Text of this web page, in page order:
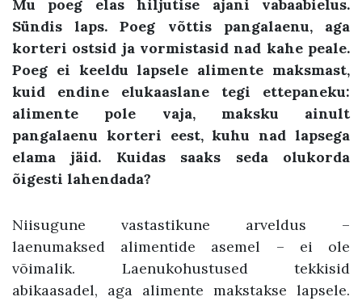
Mu poeg elas hiljutise ajani vabaabielus.
Sündis laps. Poeg võttis pangalaenu, aga
korteri ostsid ja vormistasid nad kahe peale.
Poeg ei keeldu lapsele alimente maksmast,
kuid endine elukaaslane tegi ettepaneku:
alimente pole vaja, maksku ainult
pangalaenu korteri eest, kuhu nad lapsega
elama jäid. Kuidas saaks seda olukorda
õigesti lahendada?
Niisugune vastastikune arveldus –
laenumaksed alimentide asemel – ei ole
võimalik. Laenukohustused tekkisid
abikaasadel, aga alimente makstakse lapsele.